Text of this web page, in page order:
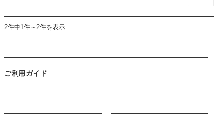
2件中1件～2件を表示
ご利用ガイド